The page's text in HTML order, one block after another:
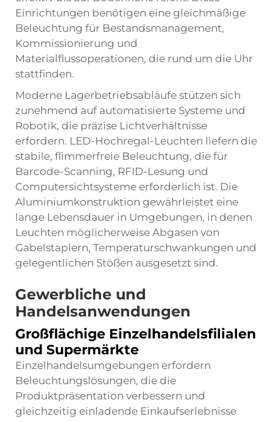
Einrichtungen benötigen eine gleichmäßige
Beleuchtung für Bestandsmanagement,
Kommissionierung und
Materialflussoperationen, die rund um die Uhr
stattfinden.
Moderne Lagerbetriebsabläufe stützen sich
zunehmend auf automatisierte Systeme und
Robotik, die präzise Lichtverhältnisse
erfordern. LED-Hochregal-Leuchten liefern die
stabile, flimmerfreie Beleuchtung, die für
Barcode-Scanning, RFID-Lesung und
Computersichtsysteme erforderlich ist. Die
Aluminiumkonstruktion gewährleistet eine
lange Lebensdauer in Umgebungen, in denen
Leuchten möglicherweise Abgasen von
Gabelstaplern, Temperaturschwankungen und
gelegentlichen Stößen ausgesetzt sind.
Gewerbliche und
Handelsanwendungen
Großflächige Einzelhandelsfilialen
und Supermärkte
Einzelhandelsumgebungen erfordern
Beleuchtungslösungen, die die
Produktpräsentation verbessern und
gleichzeitig einladende Einkaufserlebnisse